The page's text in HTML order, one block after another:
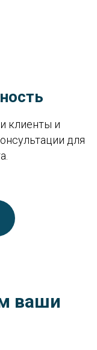
клиенты и
для
ваши